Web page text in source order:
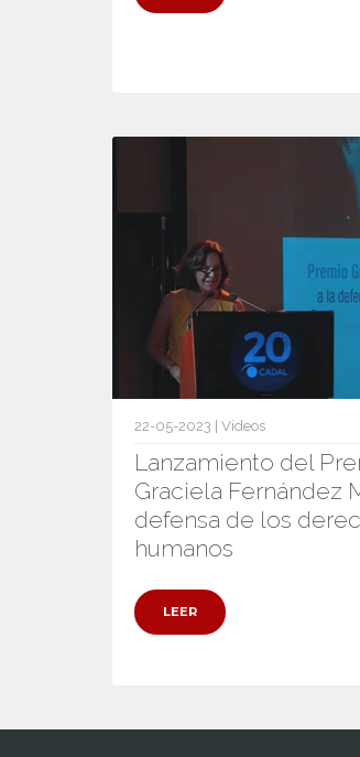
22-05-2023 | Videos
Lanzamiento del
Graciela Fernández
defensa de los
humanos
LEER